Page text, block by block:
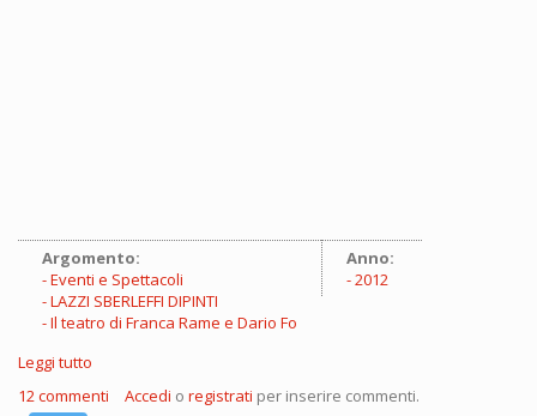
Argomento:
Eventi e Spettacoli
LAZZI SBERLEFFI DIPINTI
Il teatro di Franca Rame e Dario Fo
Anno:
2012
Leggi tutto
12 commenti
Accedi o registrati per inserire commenti.